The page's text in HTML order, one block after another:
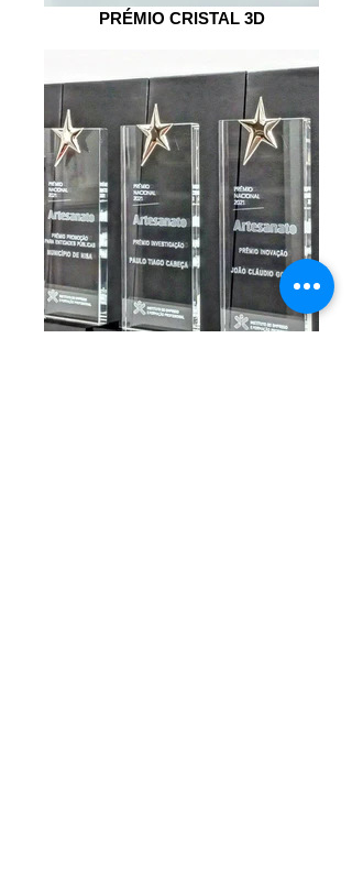
PRÉMIO CRISTAL 3D